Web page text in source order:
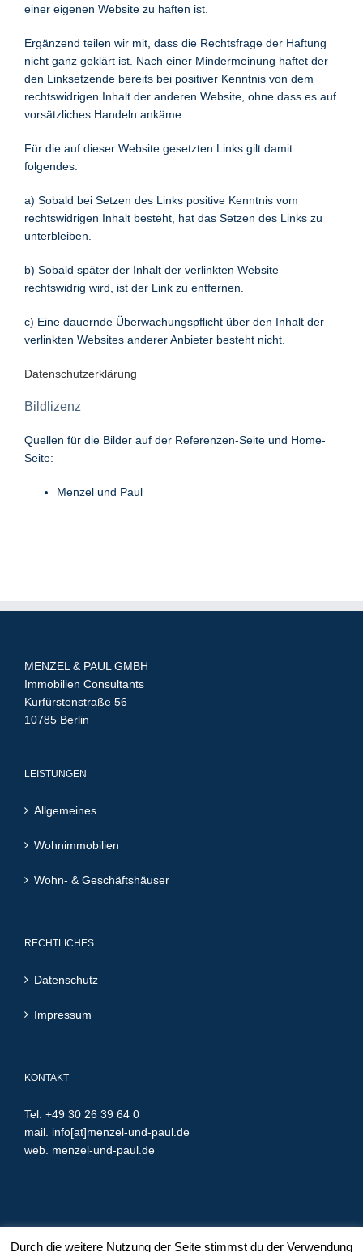
einer eigenen Website zu haften ist.
Ergänzend teilen wir mit, dass die Rechtsfrage der Haftung
nicht ganz geklärt ist. Nach einer Mindermeinung haftet der
den Linksetzende bereits bei positiver Kenntnis von dem
rechtswidrigen Inhalt der anderen Website, ohne dass es auf
vorsätzliches Handeln ankäme.
Für die auf dieser Website gesetzten Links gilt damit
folgendes:
a) Sobald bei Setzen des Links positive Kenntnis vom
rechtswidrigen Inhalt besteht, hat das Setzen des Links zu
unterbleiben.
b) Sobald später der Inhalt der verlinkten Website
rechtswidrig wird, ist der Link zu entfernen.
c) Eine dauernde Überwachungspflicht über den Inhalt der
verlinkten Websites anderer Anbieter besteht nicht.
Datenschutzerklärung
Bildlizenz
Quellen für die Bilder auf der Referenzen-Seite und Home-
Seite:
Menzel und Paul
MENZEL & PAUL GMBH
Immobilien Consultants
Kurfürstenstraße 56
10785 Berlin
LEISTUNGEN
Allgemeines
Wohnimmobilien
Wohn- & Geschäftshäuser
RECHTLICHES
Datenschutz
Impressum
KONTAKT
Tel: +49 30 26 39 64 0
mail. info[at]menzel-und-paul.de
web. menzel-und-paul.de
Durch die weitere Nutzung der Seite stimmst du der Verwendung